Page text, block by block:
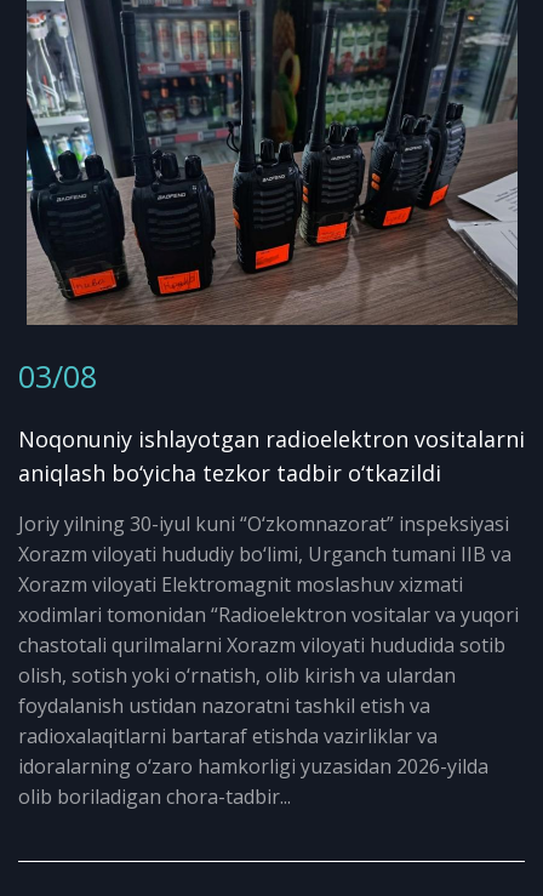
03/08
Noqonuniy ishlayotgan radioelektron vositalarni
aniqlash bo‘yicha tezkor tadbir o‘tkazildi
Joriy yilning 30-iyul kuni “O‘zkomnazorat” inspeksiyasi
Xorazm viloyati hududiy bo‘limi, Urganch tumani IIB va
Xorazm viloyati Elektromagnit moslashuv xizmati
xodimlari tomonidan “Radioelektron vositalar va yuqori
chastotali qurilmalarni Xorazm viloyati hududida sotib
olish, sotish yoki o‘rnatish, olib kirish va ulardan
foydalanish ustidan nazoratni tashkil etish va
radioxalaqitlarni bartaraf etishda vazirliklar va
idoralarning o‘zaro hamkorligi yuzasidan 2026-yilda
olib boriladigan chora-tadbir...